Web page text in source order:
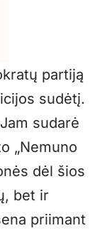
partiją
sudėtį.
sudarė
„Nemuno
dėl šios
bet ir
priimant